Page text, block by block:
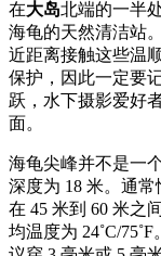
在大岛北端的一半
海龟的天然清洁站
近距离接触这些温
保护，因此一定要
跃，水下摄影爱好
面。
海龟尖峰并不是一
深度为 18 米。通
在 45 米到 60 米之
均温度为 24˚C/